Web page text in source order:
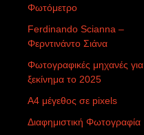
Φωτόμετρο
Ferdinando Scianna –
Φερντινάντο Σιάνα
Φωτογραφικές μηχανές για
ξεκίνημα το 2025
Α4 μέγεθος σε pixels
Διαφημιστική Φωτογραφία